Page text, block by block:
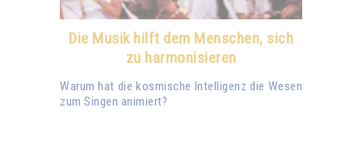
Die Musik hilft dem Menschen, sich
zu harmonisieren
Warum hat die kosmische Intelligenz die Wesen
zum Singen animiert?